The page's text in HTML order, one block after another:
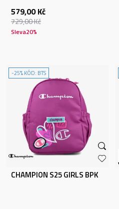
579,00 Kč
729,00Kč
Sleva20%
-25% KÓD: BTS
CHAMPION S25 GIRLS BPK